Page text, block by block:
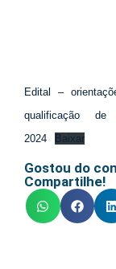
Edital –
qualificação de
2024
Baixar
Gostou do
Compartilhe!